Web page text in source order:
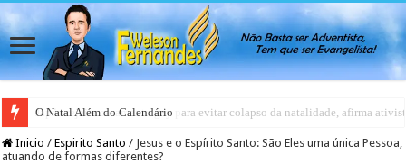
Japão rejeita casamento gay para evitar colapso da natalidade, afirma
Inicio / Espirito Santo / Jesus e o Espírito Santo: São Eles uma única Pessoa,
atuando de formas diferentes?